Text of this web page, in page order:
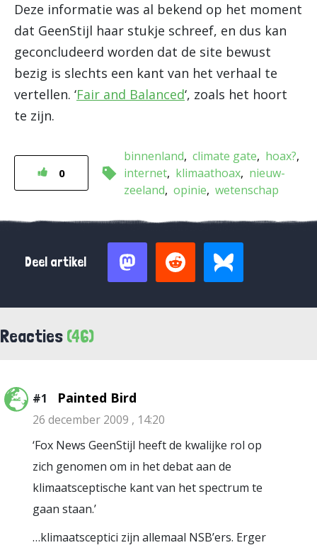
Deze informatie was al bekend op het moment
dat GeenStijl haar stukje schreef, en dus kan
geconcludeerd worden dat de site bewust
bezig is slechts een kant van het verhaal te
vertellen. ‘Fair and Balanced‘, zoals het hoort
te zijn.
0
binnenland climate gate
hoax?
internet klimaathoax nieuw-
zeeland opinie wetenschap
Deel artikel
Reacties (46)
#1 Painted Bird
26 december 2009 , 14:20
‘Fox News GeenStijl heeft de kwalijke rol op
zich genomen om in het debat aan de
klimaatsceptische kant van het spectrum te
gaan staan.’
…klimaatsceptici zijn allemaal NSB’ers. Erger